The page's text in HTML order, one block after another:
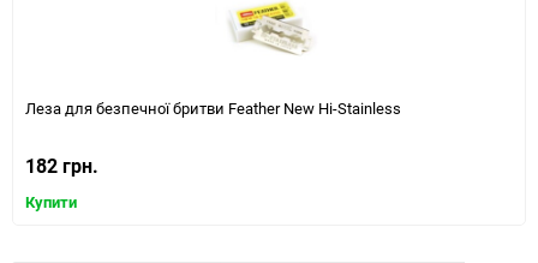
Леза для безпечної бритви Feather New Hi-Stainless
182 грн.
Купити